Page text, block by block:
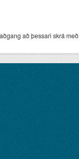
að þessari skrá með